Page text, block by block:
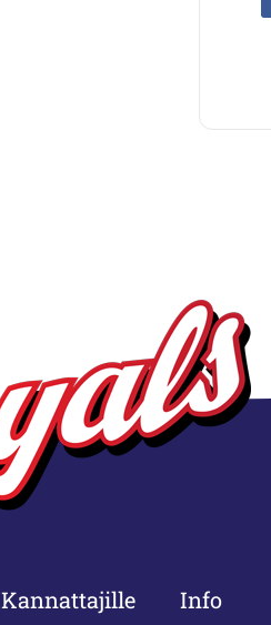
Kannattajille Info